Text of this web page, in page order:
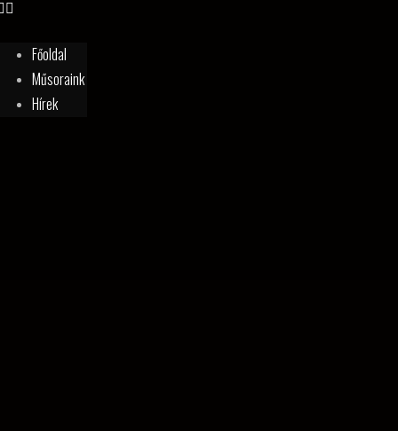
Főoldal
Műsoraink
Hírek